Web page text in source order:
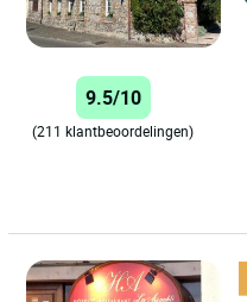
9.5/10
(211 klantbeoordelingen)